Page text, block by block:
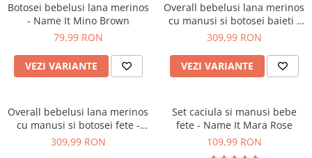
Botosei bebelusi lana merinos
- Name It Mino Brown
79,99 RON
VEZI VARIANTE
Overall bebelusi lana merinos
cu manusi si botosei baieti -
Name It Mino Turbulence
309,99 RON
VEZI VARIANTE
Overall bebelusi lana merinos
cu manusi si botosei fete -
Name It Mino Roebuck
309,99 RON
Set caciula si manusi bebe
fete - Name It Mara Rose
109,99 RON